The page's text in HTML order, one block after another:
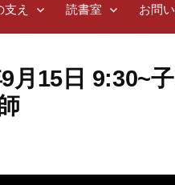
支え 読書室 お問
9月15日 9:30~